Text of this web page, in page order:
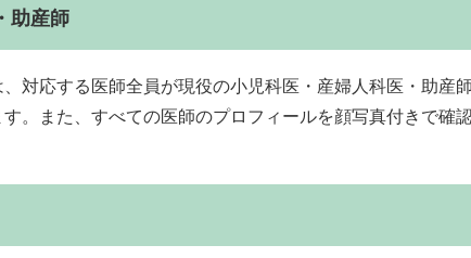
助産師
対応する医師全員が現役の小児科医・産婦人科医・助産
。また、すべての医師のプロフィールを顔写真付きで確